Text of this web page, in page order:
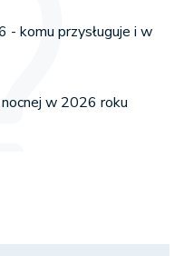
komu przysługuje i w
w 2026 roku